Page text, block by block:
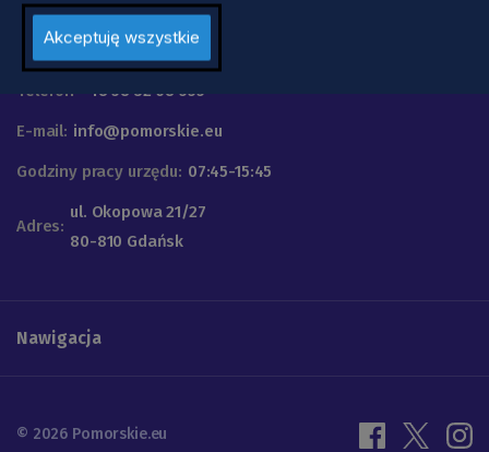
Urząd Marszałkowski
Województwa Pomorskiego
Telefon +48 58 32 68 555
E-mail: info@pomorskie.eu
Godziny pracy urzędu: 07:45-15:45
Adres:
ul. Okopowa 21/27
80-810 Gdańsk
Nawigacja
© 2026 Pomorskie.eu
Akceptuję wszystkie